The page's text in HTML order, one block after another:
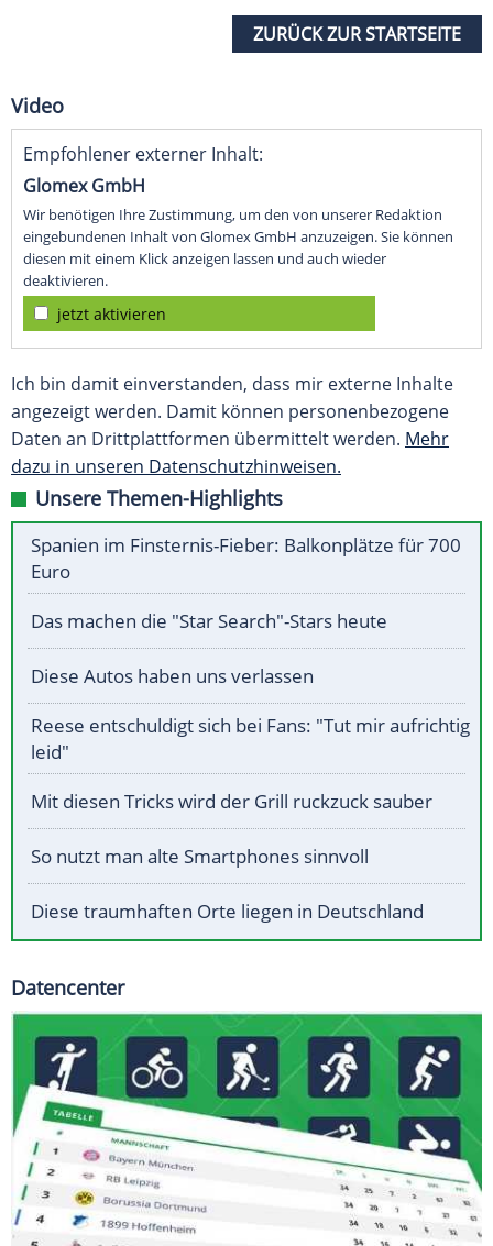
ZURÜCK ZUR STARTSEITE
Video
Empfohlener externer Inhalt:
Glomex GmbH
Wir benötigen Ihre Zustimmung, um den von unserer Redaktion
eingebundenen Inhalt von Glomex GmbH anzuzeigen. Sie können
diesen mit einem Klick anzeigen lassen und auch wieder
deaktivieren.
jetzt aktivieren
Ich bin damit einverstanden, dass mir externe Inhalte
angezeigt werden. Damit können personenbezogene
Daten an Drittplattformen übermittelt werden. Mehr
dazu in unseren Datenschutzhinweisen.
Unsere Themen-Highlights
Spanien im Finsternis-Fieber: Balkonplätze für 700
Euro
Das machen die "Star Search"-Stars heute
Diese Autos haben uns verlassen
Reese entschuldigt sich bei Fans: "Tut mir aufrichtig
leid"
Mit diesen Tricks wird der Grill ruckzuck sauber
So nutzt man alte Smartphones sinnvoll
Diese traumhaften Orte liegen in Deutschland
Datencenter